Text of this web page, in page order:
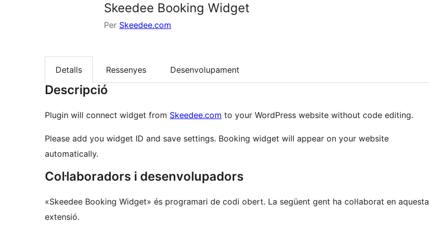
Skeedee Booking Widget
Per Skeedee.com
Detalls Ressenyes Desenvolupament
Descripció
Plugin will connect widget from Skeedee.com to your WordPress website without code editing.
Please add you widget ID and save settings. Booking widget will appear on your website
automatically.
Col·laboradors i desenvolupadors
«Skeedee Booking Widget» és programari de codi obert. La següent gent ha col·laborat en aquesta
extensió.